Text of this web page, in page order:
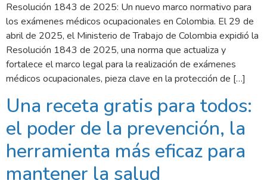
Resolución 1843 de 2025: Un nuevo marco normativo para
los exámenes médicos ocupacionales en Colombia. El 29 de
abril de 2025, el Ministerio de Trabajo de Colombia expidió la
Resolución 1843 de 2025, una norma que actualiza y
fortalece el marco legal para la realización de exámenes
médicos ocupacionales, pieza clave en la protección de […]
Una receta gratis para todos:
el poder de la prevención, la
herramienta más eficaz para
mantener la salud